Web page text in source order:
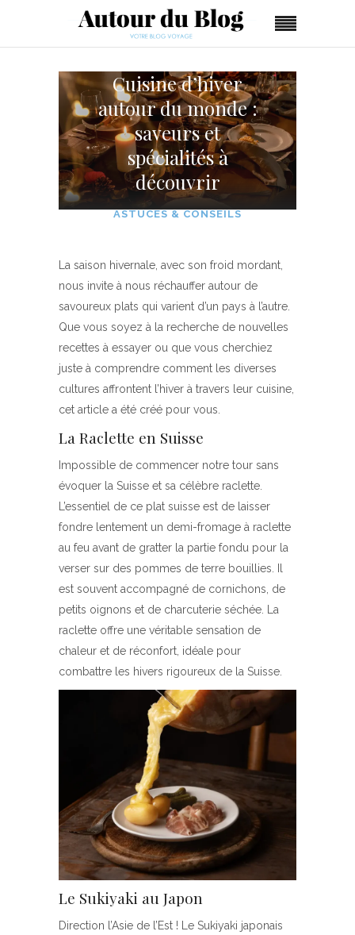
Cuisine d’hiver
autour du monde :
saveurs et
spécialités à
découvrir
ASTUCES & CONSEILS
La saison hivernale, avec son froid mordant,
nous invite à nous réchauffer autour de
savoureux plats qui varient d’un pays à l’autre.
Que vous soyez à la recherche de nouvelles
recettes à essayer ou que vous cherchiez
juste à comprendre comment les diverses
cultures affrontent l’hiver à travers leur cuisine,
cet article a été créé pour vous.
La Raclette en Suisse
Impossible de commencer notre tour sans
évoquer la Suisse et sa célèbre raclette.
L’essentiel de ce plat suisse est de laisser
fondre lentement un demi-fromage à raclette
au feu avant de gratter la partie fondu pour la
verser sur des pommes de terre bouillies. Il
est souvent accompagné de cornichons, de
petits oignons et de charcuterie séchée. La
raclette offre une véritable sensation de
chaleur et de réconfort, idéale pour
combattre les hivers rigoureux de la Suisse.
Le Sukiyaki au Japon
Direction l’Asie de l’Est ! Le Sukiyaki japonais